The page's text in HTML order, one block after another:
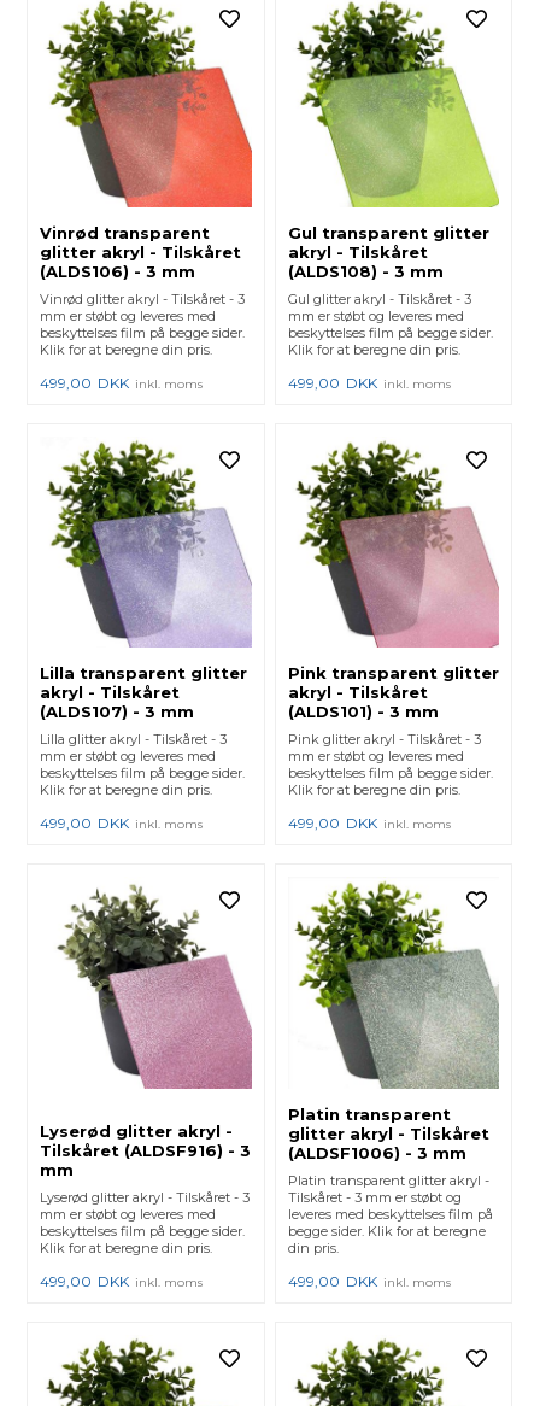
Vinrød transparent
glitter akryl - Tilskåret
(ALDS106) - 3 mm
Vinrød glitter akryl - Tilskåret - 3
mm er støbt og leveres med
beskyttelses film på begge sider.
Klik for at beregne din pris.
499,00 DKK inkl. moms
Gul transparent glitter
akryl - Tilskåret
(ALDS108) - 3 mm
Gul glitter akryl - Tilskåret - 3
mm er støbt og leveres med
beskyttelses film på begge sider.
Klik for at beregne din pris.
499,00 DKK inkl. moms
Lilla transparent glitter
akryl - Tilskåret
(ALDS107) - 3 mm
Lilla glitter akryl - Tilskåret - 3
mm er støbt og leveres med
beskyttelses film på begge sider.
Klik for at beregne din pris.
499,00 DKK inkl. moms
Pink transparent glitter
akryl - Tilskåret
(ALDS101) - 3 mm
Pink glitter akryl - Tilskåret - 3
mm er støbt og leveres med
beskyttelses film på begge sider.
Klik for at beregne din pris.
499,00 DKK inkl. moms
Lyserød glitter akryl -
Tilskåret (ALDSF916) - 3
mm
Lyserød glitter akryl - Tilskåret - 3
mm er støbt og leveres med
beskyttelses film på begge sider.
Klik for at beregne din pris.
499,00 DKK inkl. moms
Platin transparent
glitter akryl - Tilskåret
(ALDSF1006) - 3 mm
Platin transparent glitter akryl -
Tilskåret - 3 mm er støbt og
leveres med beskyttelses film på
begge sider. Klik for at beregne
din pris.
499,00 DKK inkl. moms